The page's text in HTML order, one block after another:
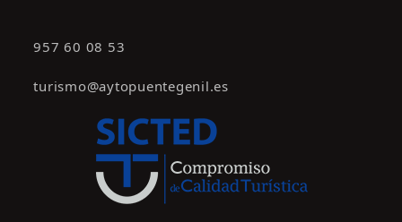
957 60 08 53
turismo@aytopuentegenil.es